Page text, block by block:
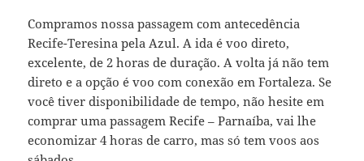
Compramos nossa passagem com antecedência
Recife-Teresina pela Azul. A ida é voo direto,
excelente, de 2 horas de duração. A volta já não tem
direto e a opção é voo com conexão em Fortaleza. Se
você tiver disponibilidade de tempo, não hesite em
comprar uma passagem Recife – Parnaíba, vai lhe
economizar 4 horas de carro, mas só tem voos aos